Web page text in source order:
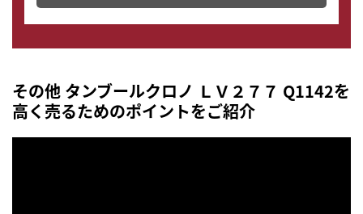
その他 タンブールクロノ ＬＶ２７７ Q1142を
高く売るためのポイントをご紹介